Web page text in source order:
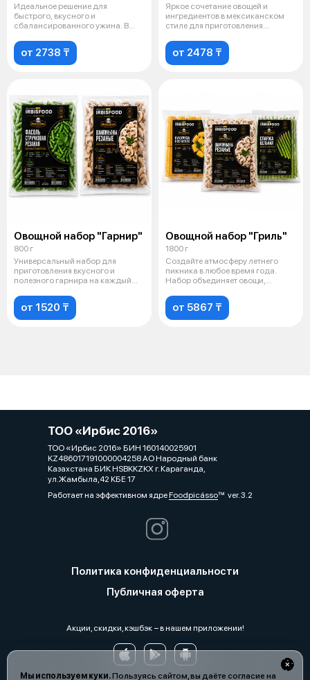
Идеальное решение для
быстрого, вкусного и
сбалансированного ужина. В
от 2738 ₸
Яркое сочетание овощей и
ингредиентов в мексиканском
стиле для приготовления
от 2478 ₸
Овощной набор "Гарнир"
800 г
Универсальный набор для
приготовления вкусного и
полезного гарнира на каждый
от 1520 ₸
Овощной набор "Гриль"
1800 г
Создайте атмосферу летнего
пикника в любое время года.
Набор объединяет овощи,
от 5867 ₸
Мы используем куки.Пользуясь сайтом, вы даёте согласие на
ТОО «Ирбис 2016»
ТОО «Ирбис 2016» БИН 160140025901
KZ486017191000004258 АО Народный банк
Казахстана БИК HSBKKZKX г. Караганда,
ул.Жамбыла,42 КБЕ 17
Работает на эффективном ядреFoodpicássover. 3.2
Политика конфиденциальности
Публичная оферта
Акции, скидки, кэшбэк − в нашем приложении!